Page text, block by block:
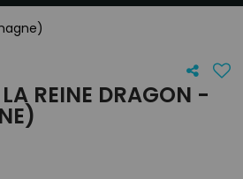
REINE DRAGON -